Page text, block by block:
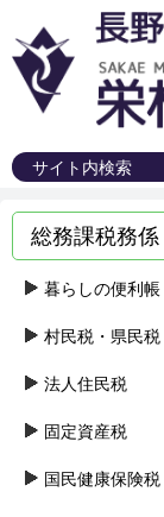
総務課税務係
暮らしの便利帳
村民税・県民
法人住民税
固定資産税
国民健康保険税